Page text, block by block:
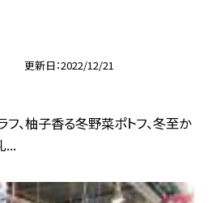
更新日 2022/12/21
、柚子香る冬野菜ポトフ、冬至か
...